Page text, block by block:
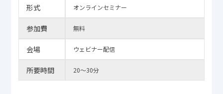
形式 オンラインセミナー
参加費 無料
会場 ウェビナー配信
所要時間 20～30分